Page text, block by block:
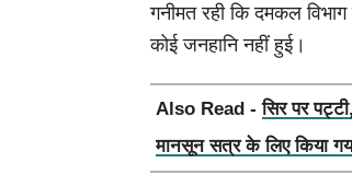
गनीमत रही कि दमकल विभाग
कोई जनहानि नहीं हुई।
Also Read -सिर पर
मानसून सत्र के लिए किया